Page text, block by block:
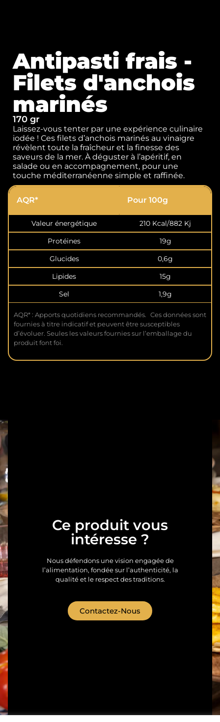
Antipasti frais -
Filets d'anchois
marinés
170 gr
Laissez-vous tenter par une expérience culinaire
iodée ! Ces filets d’anchois marinés au vinaigre
révèlent toute la fraîcheur et la finesse des
saveurs de la mer. À déguster à l’apéritif, en
salade ou en accompagnement, pour une
touche méditerranéenne simple et raffinée.
AQR* Pour 100g
Valeur énergétique
210 Kcal/882 Kj
Protéines
19g
Glucides
0,6g
Lipides
15g
Sel
1,9g
AQR* : Apports quotidiens recommandés. Ces données sont
fournies à titre indicatif et peuvent être susceptibles
d’évoluer. Seules les valeurs fournies sur l’emballage du
produit font foi.
Ce produit vous
intéresse ?
Nous défendons une vision engagée de
l’alimentation, fondée sur l’authenticité, la
qualité et le respect des traditions.
Contactez-Nous